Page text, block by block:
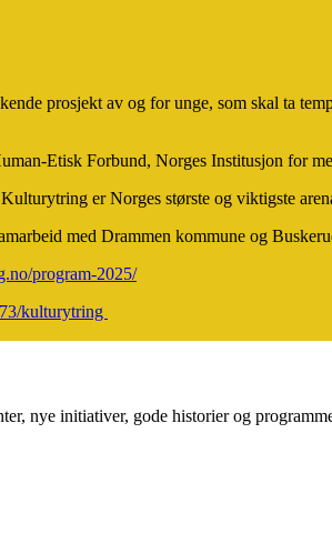
prosjekt av og for unge, som skal ta
Etisk Forbund, Norges Institusjon for
er Norges største og viktigste
med Drammen kommune og
program-2025/
kulturytring
nye initiativer, gode historier og